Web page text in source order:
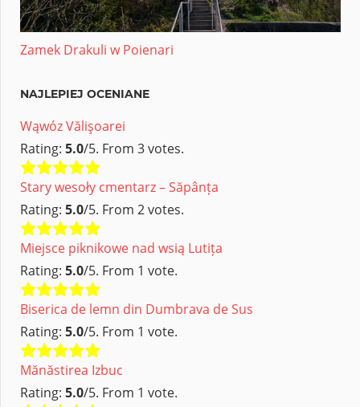
Zamek Drakuli w Poienari
NAJLEPIEJ OCENIANE
Wąwóz Vălişoarei
Rating: 5.0/5. From 3 votes.
Stary wesoły cmentarz – Săpânța
Rating: 5.0/5. From 2 votes.
Miejsce piknikowe nad wsią Lutița
Rating: 5.0/5. From 1 vote.
Biserica de lemn din Dumbrava de Sus
Rating: 5.0/5. From 1 vote.
Mănăstirea Izbuc
Rating: 5.0/5. From 1 vote.